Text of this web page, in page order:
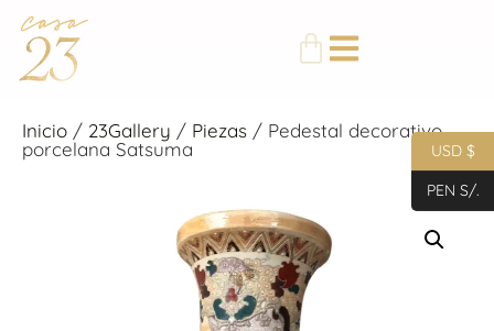
Inicio / 23Gallery / Piezas / Pedestal decorativo
porcelana Satsuma
USD $
PEN S/.